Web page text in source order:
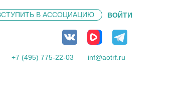
В АССОЦИАЦИЮ ВОЙТИ
+7 (495) 775-22-03 inf@aotrf.ru